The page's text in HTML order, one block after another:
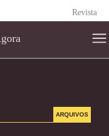
ARQUIVOS
Revista